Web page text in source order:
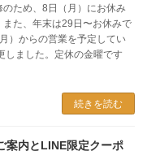
のため、8日（月）にお休み
また、年末は29日〜お休みで
）からの営業を予定してい
しました。定休の金曜です
続きを読む
案内とLINE限定クーポ